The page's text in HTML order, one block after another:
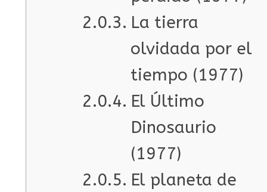
La tierra
olvidada por el
tiempo (1977)
El Último
Dinosaurio
(1977)
El planeta de